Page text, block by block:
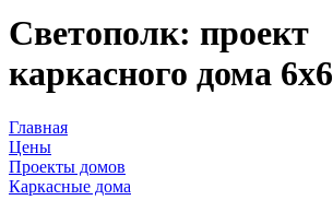
Светополк: проект
каркасного дома 6х6
Главная
Цены
Проекты домов
Каркасные дома